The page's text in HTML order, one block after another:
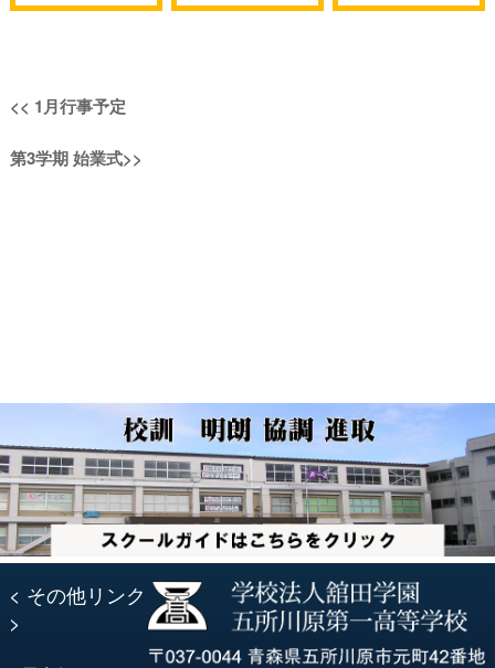
投
稿
ョ
ン
<< 過
の
1月行事予定
次
第3学期 始業式>>
< その他リンク
>